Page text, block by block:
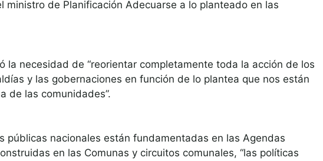
ministro de Planificación Adecuarse a lo planteado en las
la necesidad de “reorientar completamente toda la acción de los
y las gobernaciones en función de lo plantea que nos están
de las comunidades”.
públicas nacionales están fundamentadas en las Agendas
en las Comunas y circuitos comunales, “las políticas